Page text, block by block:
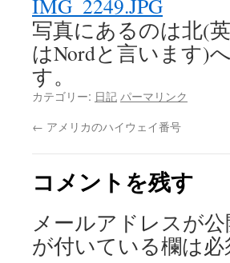
写真にあるのは北(
はNordと言います)
す。
カテゴリー: 日記 パーマリンク
← アメリカのハイウェイ番号
コメントを残す
メールアドレスが
が付いている欄は